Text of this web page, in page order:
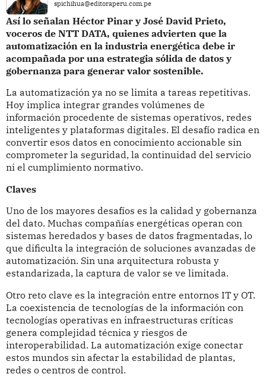
spichihua@editoraperu.com.pe
Así lo señalan Héctor Pinar y José David Prieto,
voceros de NTT DATA, quienes advierten que la
automatización en la industria energética debe ir
acompañada por una estrategia sólida de datos y
gobernanza para generar valor sostenible.
La automatización ya no se limita a tareas repetitivas.
Hoy implica integrar grandes volúmenes de
información procedente de sistemas operativos, redes
inteligentes y plataformas digitales. El desafío radica en
convertir esos datos en conocimiento accionable sin
comprometer la seguridad, la continuidad del servicio
ni el cumplimiento normativo.
Claves
Uno de los mayores desafíos es la calidad y gobernanza
del dato. Muchas compañías energéticas operan con
sistemas heredados y bases de datos fragmentadas, lo
que dificulta la integración de soluciones avanzadas de
automatización. Sin una arquitectura robusta y
estandarizada, la captura de valor se ve limitada.
Otro reto clave es la integración entre entornos IT y OT.
La coexistencia de tecnologías de la información con
tecnologías operativas en infraestructuras críticas
genera complejidad técnica y riesgos de
interoperabilidad. La automatización exige conectar
estos mundos sin afectar la estabilidad de plantas,
redes o centros de control.